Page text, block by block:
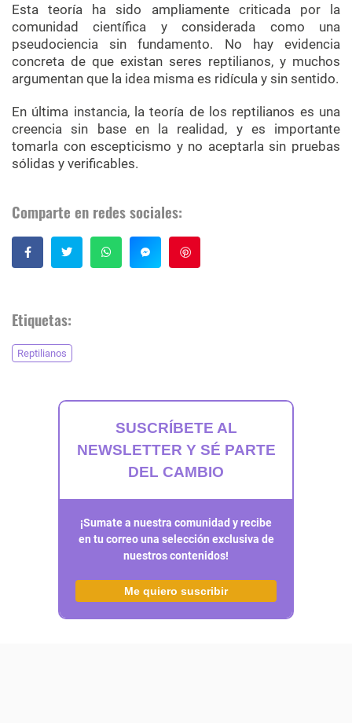
Esta teoría ha sido ampliamente criticada por la
comunidad científica y considerada como una
pseudociencia sin fundamento. No hay evidencia
concreta de que existan seres reptilianos, y muchos
argumentan que la idea misma es ridícula y sin sentido.
En última instancia, la teoría de los reptilianos es una
creencia sin base en la realidad, y es importante
tomarla con escepticismo y no aceptarla sin pruebas
sólidas y verificables.
Comparte en redes sociales:
Etiquetas:
Reptilianos
SUSCRÍBETE AL
NEWSLETTER Y SÉ PARTE
DEL CAMBIO
¡Sumate a nuestra comunidad y recibe
en tu correo una selección exclusiva de
nuestros contenidos!
Me quiero suscribir